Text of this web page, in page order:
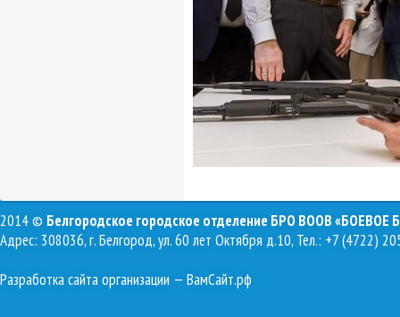
2014 © Белгородское городское отделение БРО ВООВ «БОЕВОЕ
Адрес: 308036, г. Белгород, ул. 60 лет Октября д.10, Тел.: +7 (4722)
Разработка сайта организации — ВамСайт.рф